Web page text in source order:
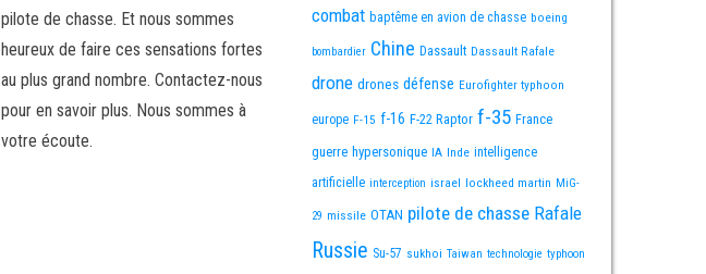
pilote de chasse. Et nous sommes
heureux de faire ces sensations fortes
au plus grand nombre. Contactez-nous
pour en savoir plus. Nous sommes à
votre écoute.
combat baptême en avion de chasse boeing
bombardier Chine Dassault Dassault Rafale
drone drones défense Eurofighter typhoon
europe F-15 f-16 F-22 Raptor f-35 France
guerre hypersonique IA Inde intelligence
artificielle interception israel lockheed martin MiG-
29 missile OTAN pilote de chasse Rafale
Russie Su-57 sukhoi Taiwan technologie typhoon